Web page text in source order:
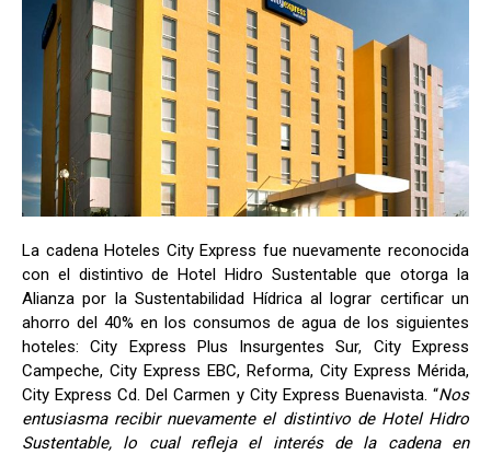
La cadena Hoteles City Express fue nuevamente reconocida
con el distintivo de Hotel Hidro Sustentable que otorga la
Alianza por la Sustentabilidad Hídrica al lograr certificar un
ahorro del 40% en los consumos de agua de los siguientes
hoteles: City Express Plus Insurgentes Sur, City Express
Campeche, City Express EBC, Reforma, City Express Mérida,
City Express Cd. Del Carmen y City Express Buenavista. “Nos
entusiasma recibir nuevamente el distintivo de Hotel Hidro
Sustentable, lo cual refleja el interés de la cadena en